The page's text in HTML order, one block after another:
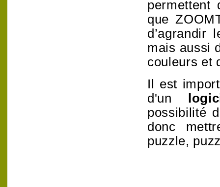
permettent
que
d’agrandir
mais aussi
couleurs et
Il est
d'un
possibilité
donc
puzzle,